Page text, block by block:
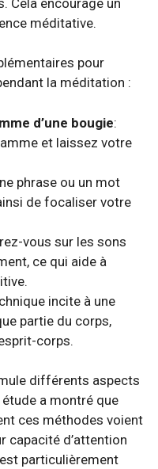
méditative.
pour
la méditation :
d’une bougie:
et laissez votre
phrase ou un mot
de focaliser votre
vous sur les sons
ce qui aide à
incite à une
partie du corps,
corps.
différents aspects
étude a montré que
ces méthodes voient
capacité d’attention
particulièrement